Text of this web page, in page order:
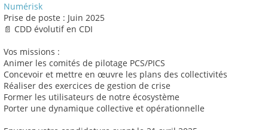
Numérisk
Prise de poste : Juin 2025
📄 CDD évolutif en CDI
Vos missions :
Animer les comités de pilotage PCS/PICS
Concevoir et mettre en œuvre les plans des collectivités
Réaliser des exercices de gestion de crise
Former les utilisateurs de notre écosystème
Porter une dynamique collective et opérationnelle